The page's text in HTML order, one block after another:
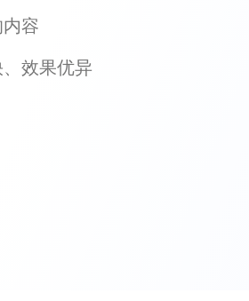
容
效果优异